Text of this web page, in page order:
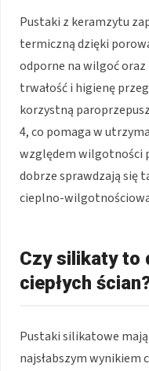
Pustaki z keramzytu
termiczną dzięki
odporne na wilgoć
trwałość i higienę
korzystną
4, co pomaga w
względem wilgotności
dobrze sprawdzają się
cieplno-
Czy silikaty to
ciepłych
Pustaki silikatowe mają
najsłabszym wynikiem